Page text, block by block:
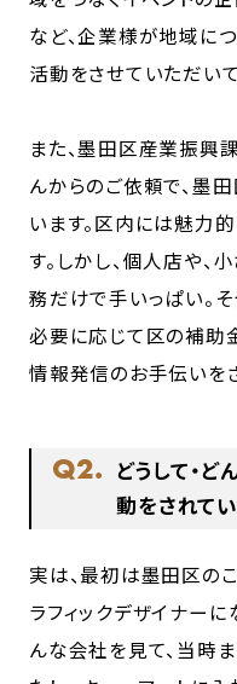
など、企業様が地域に
活動をさせていただいて
また、墨田区産業振興
んからのご依頼で、墨
います。区内には魅力
す。しかし、個人店や、
務だけで手いっぱい。
必要に応じて区の補助
情報発信のお手伝いを
Q2. どうして・
動をされて
実は、最初は墨田区の
ラフィックデザイナー
んな会社を見て、当時